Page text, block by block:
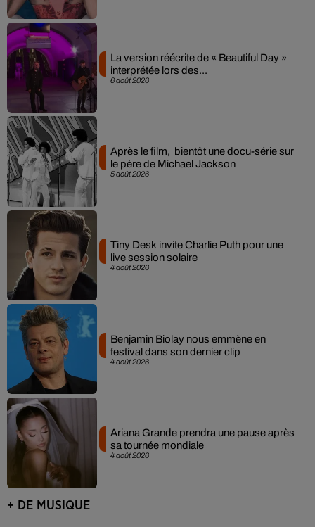
6 août 2026
La version réécrite de « Beautiful Day »
interprétée lors des...
5 août 2026
Après le film, bientôt une docu-série sur
le père de Michael Jackson
4 août 2026
Tiny Desk invite Charlie Puth pour une
live session solaire
4 août 2026
Benjamin Biolay nous emmène en
festival dans son dernier clip
4 août 2026
Ariana Grande prendra une pause après
sa tournée mondiale
+ DE MUSIQUE